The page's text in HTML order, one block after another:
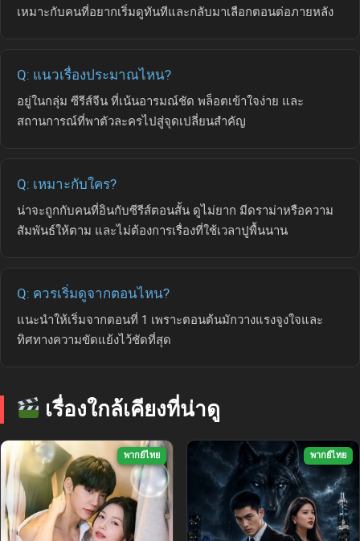
เหมาะกับคนที่อยากเริ่มดูทันทีและกลับมาเลือกตอนต่อภายหลัง
Q: แนวเรื่องประมาณไหน?
อยู่ในกลุ่ม ซีรีส์จีน ที่เน้นอารมณ์ชัด พล็อตเข้าใจง่าย และ
สถานการณ์ที่พาตัวละครไปสู่จุดเปลี่ยนสำคัญ
Q: เหมาะกับใคร?
น่าจะถูกกับคนที่อินกับซีรีส์ตอนสั้น ดูไม่ยาก มีดราม่าหรือความ
สัมพันธ์ให้ตาม และไม่ต้องการเรื่องที่ใช้เวลาปูพื้นนาน
Q: ควรเริ่มดูจากตอนไหน?
แนะนำให้เริ่มจากตอนที่ 1 เพราะตอนต้นมักวางแรงจูงใจและ
ทิศทางความขัดแย้งไว้ชัดที่สุด
เรื่องใกล้เคียงที่น่าดู
พากย์ไทย พากย์ไทย